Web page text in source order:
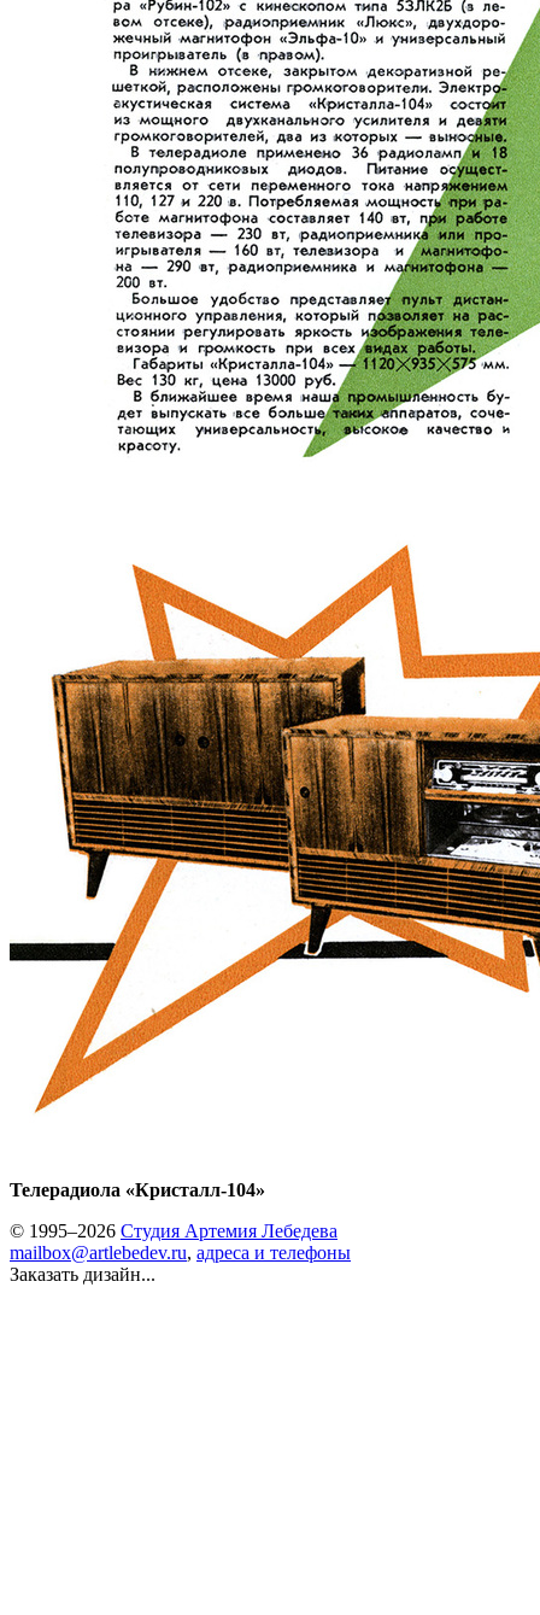
Телерадиола «Кристалл-104»
© 1995–2026 Студия Артемия Лебедева
mailbox@artlebedev.ru, адреса и телефоны
Заказать дизайн...